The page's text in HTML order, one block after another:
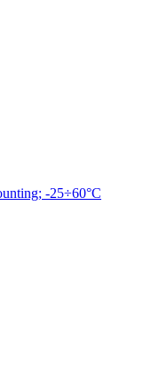
-25÷60°C